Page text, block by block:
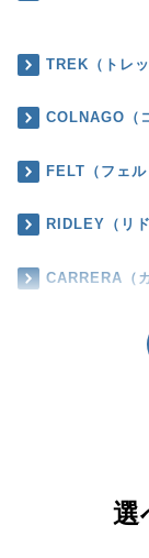
TREK（トレッ
COLNAGO（
FELT（フェル
RIDLEY（リド
CARRERA（
選